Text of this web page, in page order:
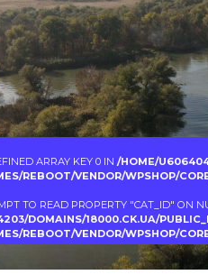
ARRAY KEY 0 IN /HOME/
REBOOT/VENDOR/WPSHOP/
TO READ PROPERTY "CAT_ID" ON
DOMAINS/18000.CK.UA/
REBOOT/VENDOR/WPSHOP/